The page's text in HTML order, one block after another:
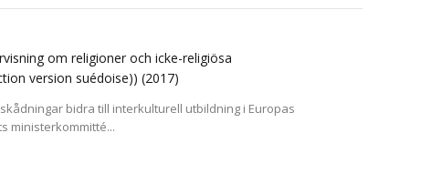
om religioner och icke-religiösa
version suédoise)) (2017)
bidra till interkulturell utbildning i Europas
ministerkommitté...